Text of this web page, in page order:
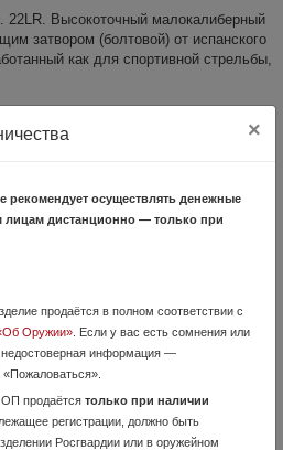
22LR. Высокоточный малокалиберный
затвором (болтовой) от испанского
как для спортивной стрельбы,
750/535
- Югра, г Сургут
это надежное российское
завода «Молот», которое
(Авто) исполнении.
×
рекомендует осуществлять денежные
дистанционно — только при
продаётся в полном соответствии с
Оружии». Если у вас есть сомнения или
недостоверная информация —
«Пожаловаться».
продаётся только при наличии
регистрации, должно быть
Росгвардии или в оружейном